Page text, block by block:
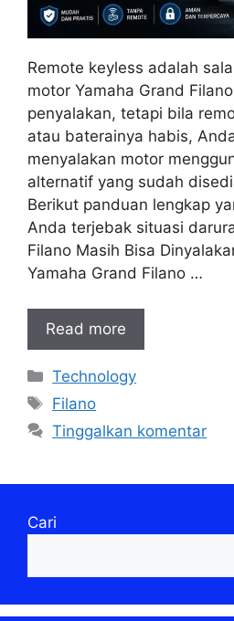
Remote keyless adalah
motor Yamaha Grand
penyalakan, tetapi bila
atau baterainya habis,
menyalakan motor
alternatif yang sudah
Berikut panduan lengkap
Anda terjebak situasi
Filano Masih Bisa
Yamaha Grand Filano …
Read more
Kategori
Technology
Tag
Filano
Tinggalkan komentar
Cari